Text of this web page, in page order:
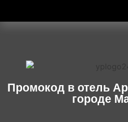
Промокод в отель
городе